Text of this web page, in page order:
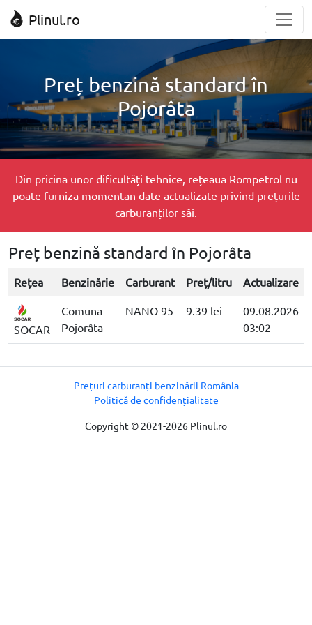
Plinul.ro
Preț benzină standard în
Pojorâta
Din pricina unor dificultăți tehnice, rețeaua Rompetrol nu
poate furniza momentan date actualizate privind prețurile
carburanților săi.
Preț benzină standard în Pojorâta
Rețea Benzinărie Carburant Preț/litru Actualizare
SOCAR
Comuna
Pojorâta
NANO 95 9.39 lei
09.08.2026
03:02
Copyright © 2021-2026 Plinul.ro
Prețuri carburanți benzinării România
Politică de confidențialitate